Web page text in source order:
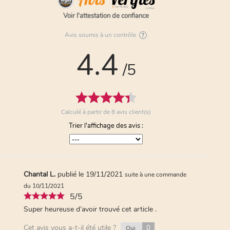
Anonymous A.publié le 21/11/2020
5 bon produit
Non 0
Anonymous A.publié le 18/11/2020
une commande du 10/11/2020
Cet avis vous a-t-il été utile ?
Voir l'attestation de confiance
Avis soumis à un contrôle
4.4 /5
Calculé à partir de8 avis client(s)
Trier l'affichage des avis :
Chantal L. publié le 19/11/2021 suite à une commande
du 10/11/2021
5/5
Super heureuse d’avoir trouvé cet article .
Cet avis vous a-t-il été utile ?
Oui 0